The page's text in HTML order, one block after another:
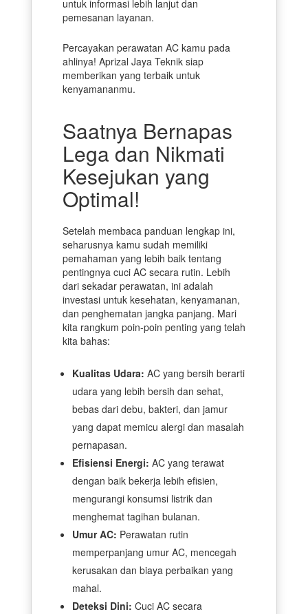
untuk informasi lebih lanjut dan
pemesanan layanan.
Percayakan perawatan AC kamu pada
ahlinya! Aprizal Jaya Teknik siap
memberikan yang terbaik untuk
kenyamananmu.
Saatnya Bernapas
Lega dan Nikmati
Kesejukan yang
Optimal!
Setelah membaca panduan lengkap ini,
seharusnya kamu sudah memiliki
pemahaman yang lebih baik tentang
pentingnya cuci AC secara rutin. Lebih
dari sekadar perawatan, ini adalah
investasi untuk kesehatan, kenyamanan,
dan penghematan jangka panjang. Mari
kita rangkum poin-poin penting yang telah
kita bahas:
Kualitas Udara: AC yang bersih berarti
udara yang lebih bersih dan sehat,
bebas dari debu, bakteri, dan jamur
yang dapat memicu alergi dan masalah
pernapasan.
Efisiensi Energi: AC yang terawat
dengan baik bekerja lebih efisien,
mengurangi konsumsi listrik dan
menghemat tagihan bulanan.
Umur AC: Perawatan rutin
memperpanjang umur AC, mencegah
kerusakan dan biaya perbaikan yang
mahal.
Deteksi Dini: Cuci AC secara